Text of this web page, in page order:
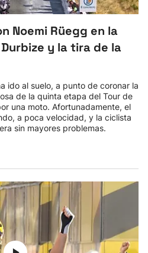
Noemi Rüegg en la
y la tira de la
ido al suelo, a punto de coronar la
de la quinta etapa del Tour de
una moto. Afortunadamente, el
a poca velocidad, y la ciclista
sin mayores problemas.